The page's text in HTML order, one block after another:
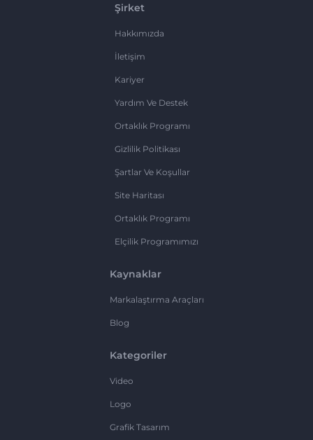
Şirket
Hakkımızda
İletişim
Kariyer
Yardım Ve Destek
Ortaklık Programı
Gizlilik Politikası
Şartlar Ve Koşullar
Site Haritası
Ortaklık Programı
Elçilik Programımızı
Kaynaklar
Markalaştırma Araçları
Blog
Kategoriler
Video
Logo
Grafik Tasarım